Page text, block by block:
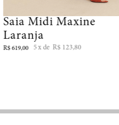
Saia Midi Maxine
Laranja
R$ 619,00 5 R$ 123,80